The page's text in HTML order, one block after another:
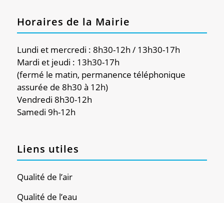
Horaires de la Mairie
Lundi et mercredi : 8h30-12h / 13h30-17h
Mardi et jeudi : 13h30-17h
(fermé le matin, permanence téléphonique
assurée de 8h30 à 12h)
Vendredi 8h30-12h
Samedi 9h-12h
Liens utiles
Qualité de l’air
Qualité de l’eau